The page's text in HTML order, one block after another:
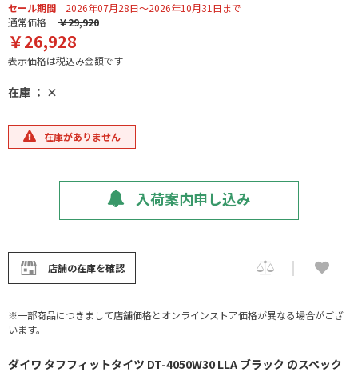
セール期間 2026年07月28日～2026年10月31日まで
通常価格 ￥29,920
￥26,928
表示価格は税込み金額です
在庫 ： ×
在庫がありません
入荷案内申し込み
店舗の在庫を確認
※一部商品につきまして店舗価格とオンラインストア価格が異なる場合がござ
います。
ダイワ タフフィットタイツ DT-4050W30 LLA ブラック のスペック